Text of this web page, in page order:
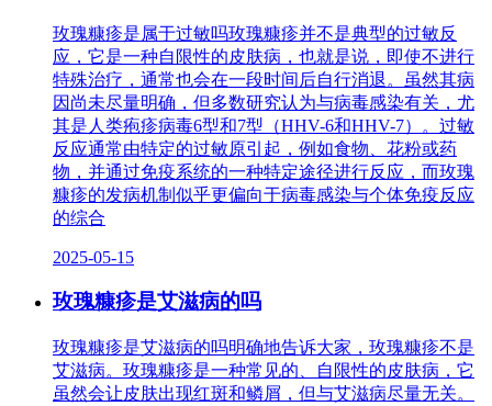
玫瑰糠疹是属于过敏吗玫瑰糠疹并不是典型的过敏反
应，它是一种自限性的皮肤病，也就是说，即使不进行
特殊治疗，通常也会在一段时间后自行消退。虽然其病
因尚未尽量明确，但多数研究认为与病毒感染有关，尤
其是人类疱疹病毒6型和7型（HHV-6和HHV-7）。过敏
反应通常由特定的过敏原引起，例如食物、花粉或药
物，并通过免疫系统的一种特定途径进行反应，而玫瑰
糠疹的发病机制似乎更偏向于病毒感染与个体免疫反应
的综合
2025-05-15
玫瑰糠疹是艾滋病的吗
玫瑰糠疹是艾滋病的吗明确地告诉大家，玫瑰糠疹不是
艾滋病。玫瑰糠疹是一种常见的、自限性的皮肤病，它
虽然会让皮肤出现红斑和鳞屑，但与艾滋病尽量无关。